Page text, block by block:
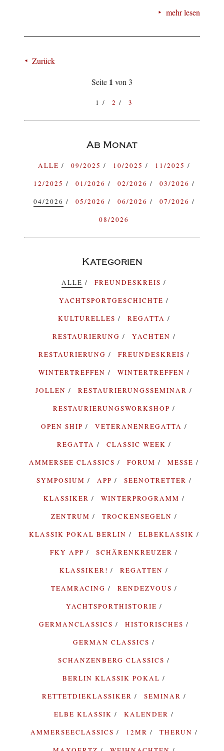
mehr lesen
Zurück
Seite 1 von 3
1 2 3
Ab Monat
ALLE 09/2025 10/2025
11/2025
12/2025
01/2026 02/2026
03/2026
04/2026
05/2026 06/2026
07/2026
08/2026
Kategorien
ALLE
FREUNDESKREIS
YACHTSPORTGESCHICHTE
KULTURELLES
REGATTA
RESTAURIERUNG
YACHTEN
RESTAURIERUNG
FREUNDESKREIS
WINTERTREFFEN
WINTERTREFFEN
JOLLEN
RESTAURIERUNGSSEMINAR
RESTAURIERUNGSWORKSHOP
OPEN SHIP
VETERANENREGATTA
REGATTA
CLASSIC WEEK
AMMERSEE CLASSICS
FORUM
MESSE
SYMPOSIUM
APP
SEENOTRETTER
KLASSIKER
WINTERPROGRAMM
ZENTRUM
TROCKENSEGELN
KLASSIK POKAL BERLIN
ELBEKLASSIK
FKY APP
SCHÄRENKREUZER
KLASSIKER!
REGATTEN
TEAMRACING
RENDEZVOUS
YACHTSPORTHISTORIE
GERMANCLASSICS
HISTORISCHES
GERMAN CLASSICS
SCHANZENBERG CLASSICS
BERLIN KLASSIK POKAL
RETTETDIEKLASSIKER
SEMINAR
ELBE KLASSIK
KALENDER
AMMERSEECLASSICS
12MR
THERUN